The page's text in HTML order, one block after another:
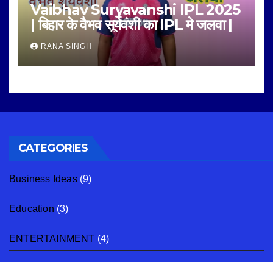
Vaibhav Suryavanshi IPL 2025
| बिहार के वैभव सूर्यवंशी का IPL मे जलवा |
RANA SINGH
CATEGORIES
Business Ideas(9)
Education (3)
ENTERTAINMENT (4)